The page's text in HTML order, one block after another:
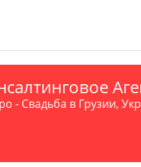
- Свадьба в Грузии,